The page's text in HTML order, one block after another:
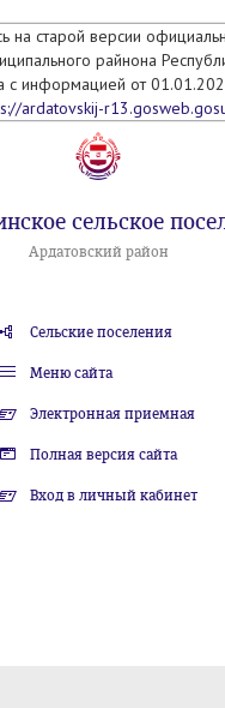
на старой версии
райнона
с информацией от
ardatovskij-
сельское
Ардатовский район
Сельские поселения
Меню сайта
Электронная приемная
Полная версия сайта
Вход в личный кабинет